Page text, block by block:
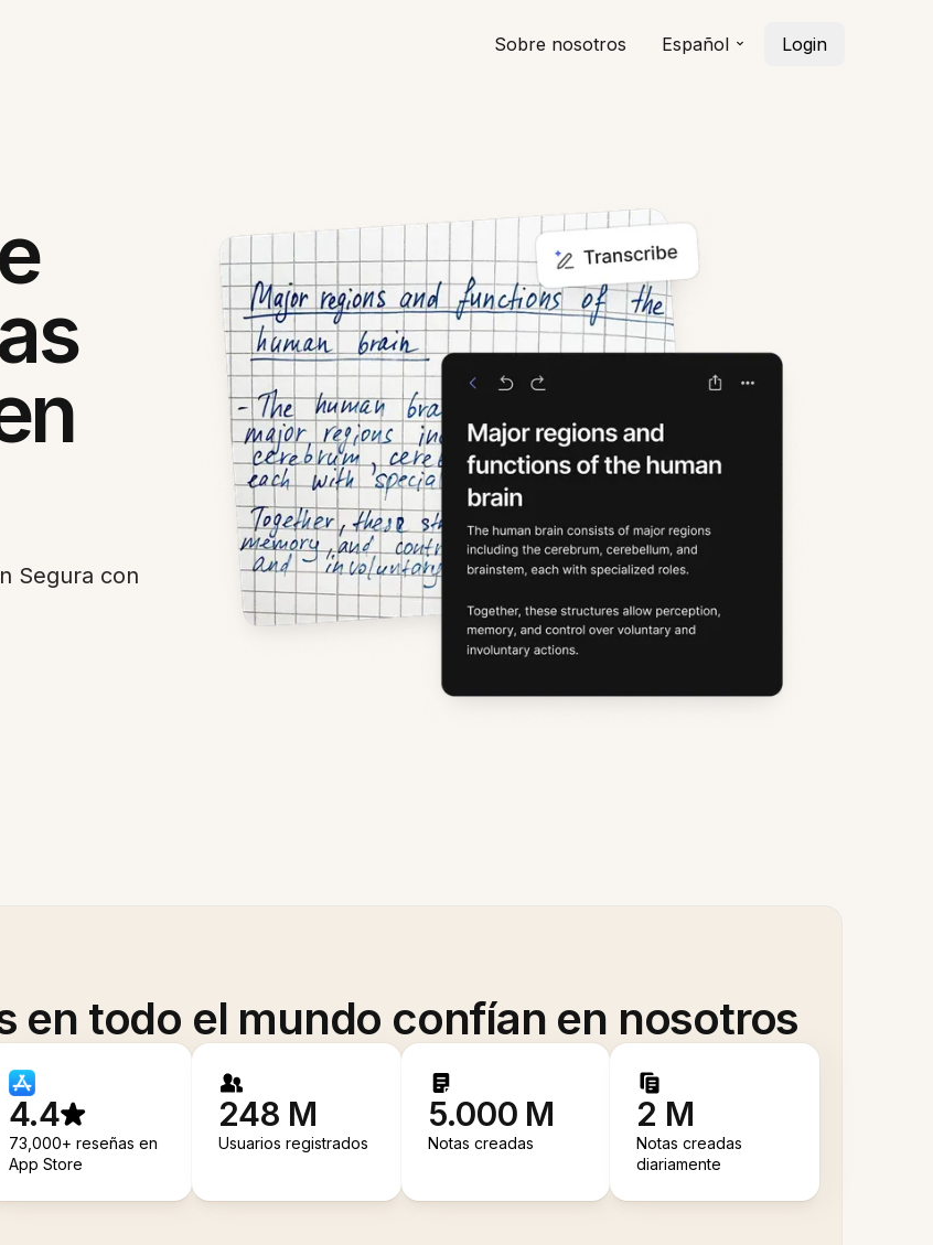
Sobre nosotros Español Login
Segura con
en todo el mundo confían en nosotros
4.4
73,000+ reseñas en
App Store
248 M
Usuarios registrados
5.000 M
Notas creadas
2 M
Notas creadas
diariamente